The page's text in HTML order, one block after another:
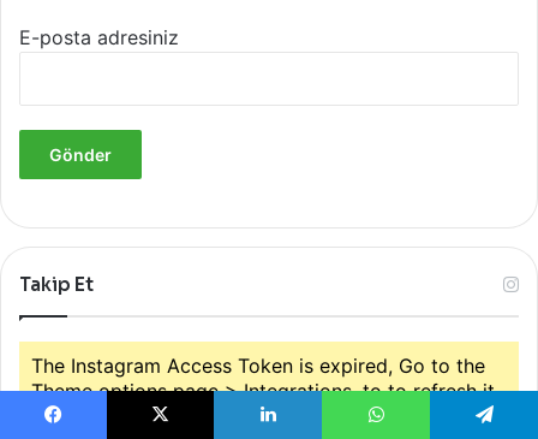
E-posta adresiniz
Takip Et
The Instagram Access Token is expired, Go to the
Theme options page > Integrations, to to refresh it.